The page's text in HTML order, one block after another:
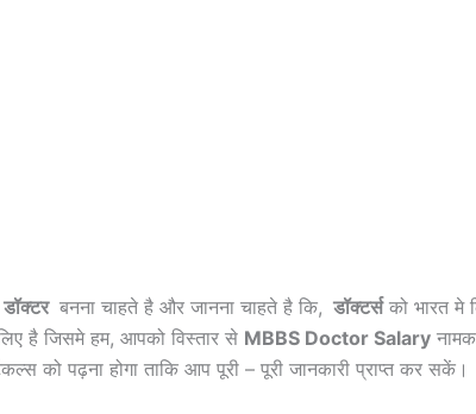
डॉक्टर बनना चाहते है और जानना चाहते है कि, डॉक्टर्सको भारत मे
है जिसमे हम, आपको विस्तार से MBBS Doctor Salary नामक
को पढ़ना होगा ताकि आप पूरी – पूरी जानकारी प्राप्त कर सकें।